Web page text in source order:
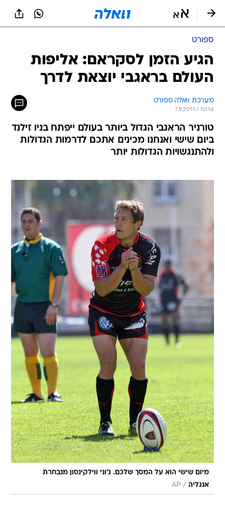
ספורט
הגיע הזמן לסקראם: אליפות
העולם בראגבי יוצאת לדרך
מערכת וואלה ספורט
7.9.2011 / 10:14
טורניר הראגבי הגדול ביותר בעולם ייפתח בניו זילנד
ביום שישי ואנחנו מכינים אתכם לדרמות הגדולות
ולהתנגשויות הגדולות יותר
מיום שישי הוא על המסך שלכם. ג'וני ווילקינסון מנבחרת
אנגליה /
AP